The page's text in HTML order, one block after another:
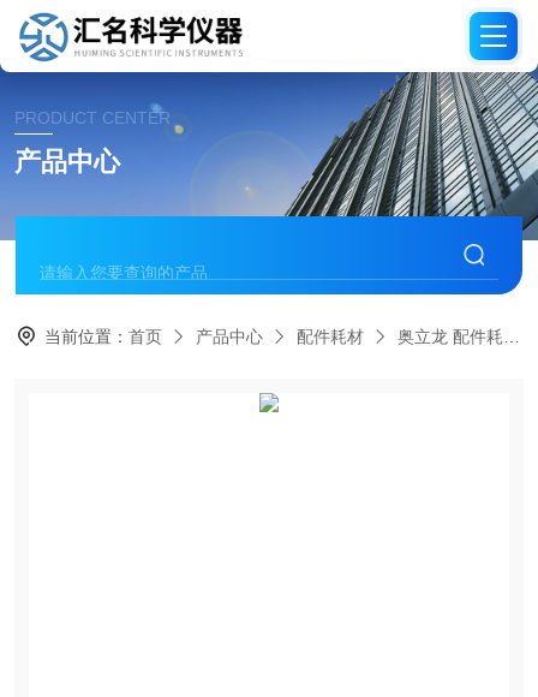
PRODUCT CENTER
产品中心
当前位置：首页 产品中心 配件耗材 奥立龙 配件耗材